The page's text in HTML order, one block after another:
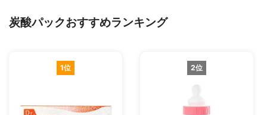
炭酸パックおすすめランキング
1位 2位